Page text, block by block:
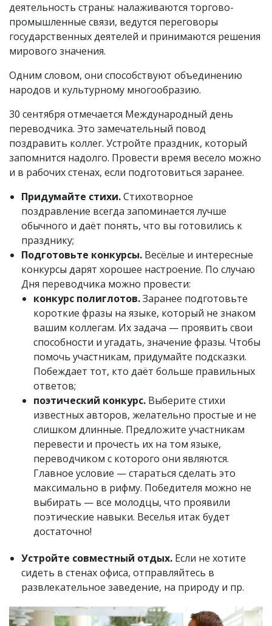
деятельность страны: налаживаются торгово-
промышленные связи, ведутся переговоры
государственных деятелей и принимаются решения
мирового значения.
Одним словом, они способствуют объединению
народов и культурному многообразию.
30 сентября отмечается Международный день
переводчика. Это замечательный повод
поздравить коллег. Устройте праздник, который
запомнится надолго. Провести время весело можно
и в рабочих стенах, если подготовиться заранее.
Придумайте стихи.Стихотворное
поздравление всегда запоминается лучше
обычного и даёт понять, что вы готовились к
празднику;
Подготовьте конкурсы. Весёлые и интересные
конкурсы дарят хорошее настроение. По случаю
Дня переводчика можно провести:
конкурс полиглотов.Заранее подготовьте
короткие фразы на языке, который не знаком
вашим коллегам. Их задача — проявить свои
способности и угадать, значение фразы. Чтобы
помочь участникам, придумайте подсказки.
Побеждает тот, кто даёт больше правильных
ответов;
поэтический конкурс. Выберите стихи
известных авторов, желательно простые и не
слишком длинные. Предложите участникам
перевести и прочесть их на том языке,
переводчиком с которого они являются.
Главное условие — стараться сделать это
максимально в рифму. Победителя можно не
выбирать — все молодцы, что проявили
поэтические навыки. Веселья итак будет
достаточно!
Устройте совместный отдых. Если не хотите
сидеть в стенах офиса, отправляйтесь в
развлекательное заведение, на природу и пр.